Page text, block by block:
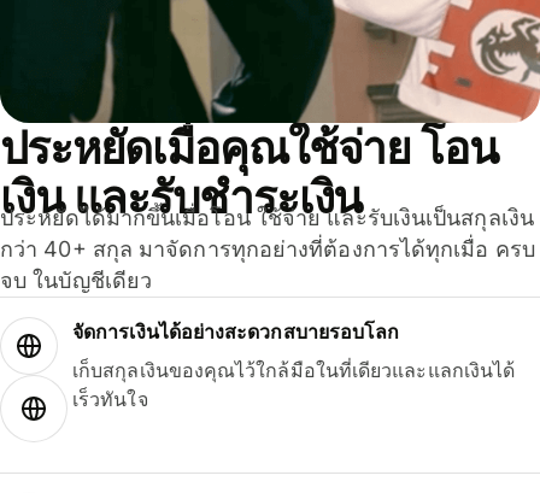
ประหยัดเมื่อคุณใช้จ่าย โอน
เงิน และรับชำระเงิน
ประหยัดได้มากขึ้นเมื่อโอน ใช้จ่าย และรับเงินเป็นสกุลเงิน
กว่า 40+ สกุล มาจัดการทุกอย่างที่ต้องการได้ทุกเมื่อ ครบ
จบ ในบัญชีเดียว
จัดการเงินได้อย่างสะดวกสบายรอบโลก
เก็บสกุลเงินของคุณไว้ใกล้มือในที่เดียวและแลกเงินได้
เร็วทันใจ